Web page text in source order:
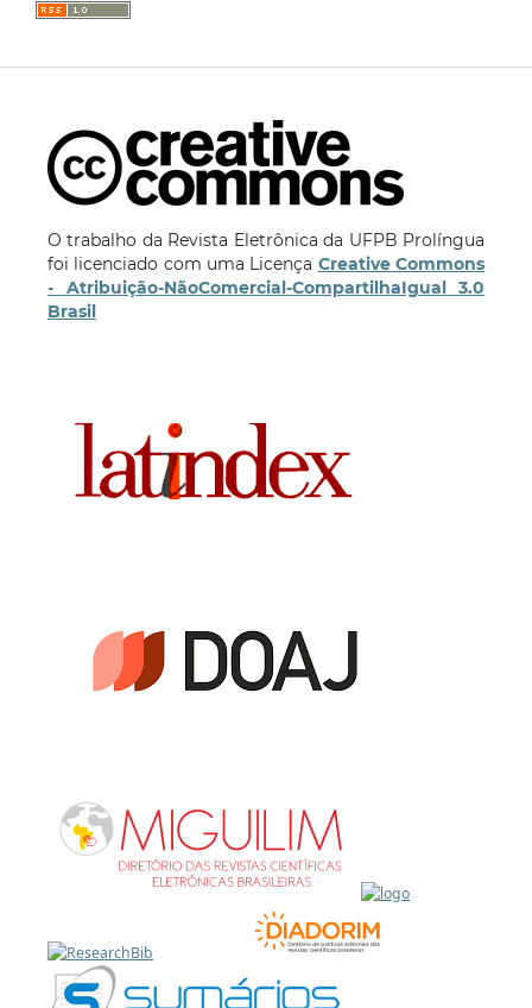
O trabalho da Revista Eletrônica da UFPB Prolíngua
foi licenciado com uma Licença Creative Commons
- Atribuição-NãoComercial-CompartilhaIgual 3.0
Brasil